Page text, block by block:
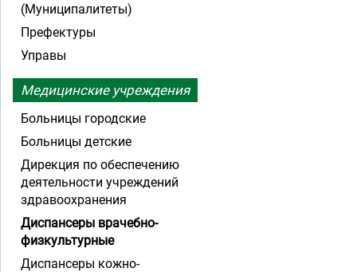
(Муниципалитеты)
Префектуры
Управы
Медицинские учреждения
Больницы городские
Больницы детские
Дирекция по обеспечению
деятельности учреждений
здравоохранения
Диспансеры врачебно-
физкультурные
Диспансеры кожно-